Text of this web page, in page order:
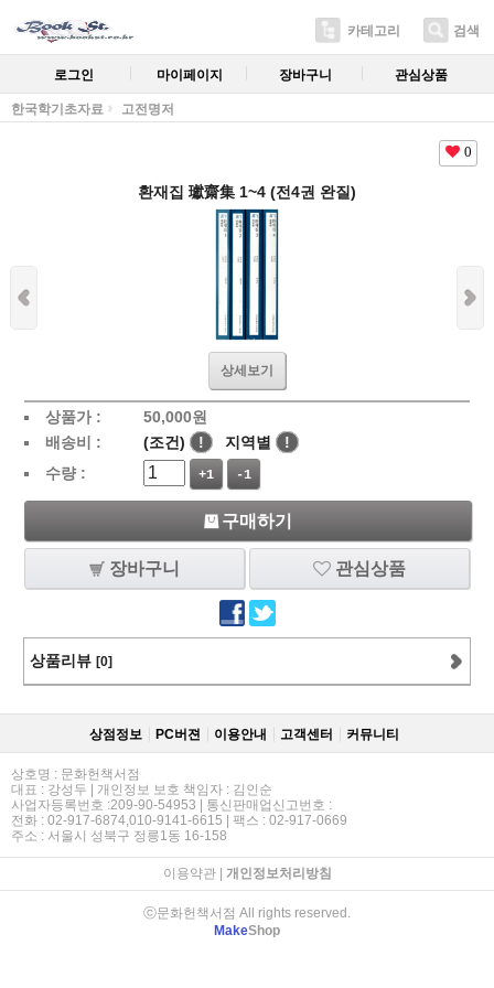
카테고리 검색
로그인 마이페이지 장바구니 관심상품
한국학기초자료 고전명저
0
환재집 瓛齋集 1~4 (전4권 완질)
상세보기
상품가 : 50,000원
배송비 :
(조건) ! 지역별
!
수량 :
+1 -1
구매하기
장바구니 관심상품
상품리뷰 [0]
상점정보 PC버젼 이용안내 고객센터 커뮤니티
상호명 : 문화헌책서점
대표 : 강성두 | 개인정보 보호 책임자 : 김인순
사업자등록번호 :209-90-54953 | 통신판매업신고번호 :
전화 : 02-917-6874,010-9141-6615 | 팩스 : 02-917-0669
주소 : 서울시 성북구 정릉1동 16-158
이용약관| 개인정보처리방침
ⓒ문화헌책서점 All rights reserved.
MakeShop